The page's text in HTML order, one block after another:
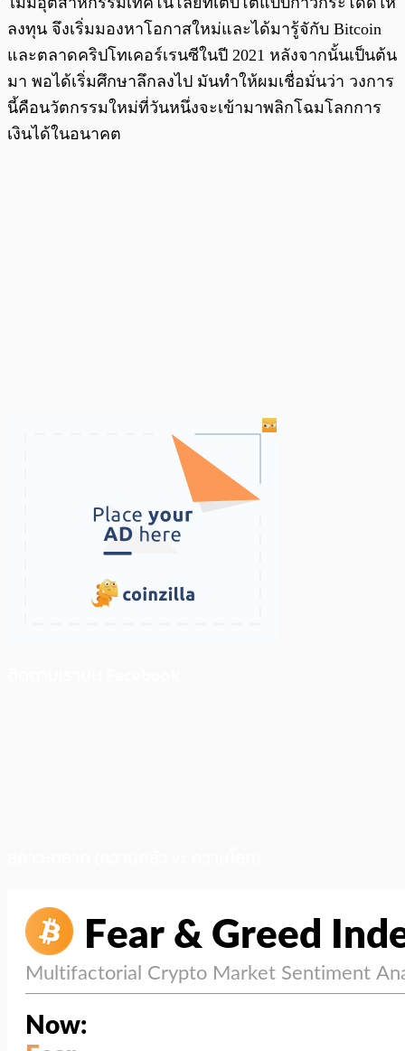
ลงทุน จึงเริ่มมองหาโอกาสใหม่และได้มารู้จักับ Bitcoin
และตลาดคริปโทเคอร์เรนซีในปี 2021 หลังจากนั้นเป็นต้น
มา พอได้เริ่มศึกษาลึกลงไป มันทำให้ผมเชื่อมั่นว่า วงการ
นี้คือนวัตกรรมใหม่ที่วันหนึ่งจะเข้ามาพลิกโฉมโลกการ
เงินได้ในอนาคต